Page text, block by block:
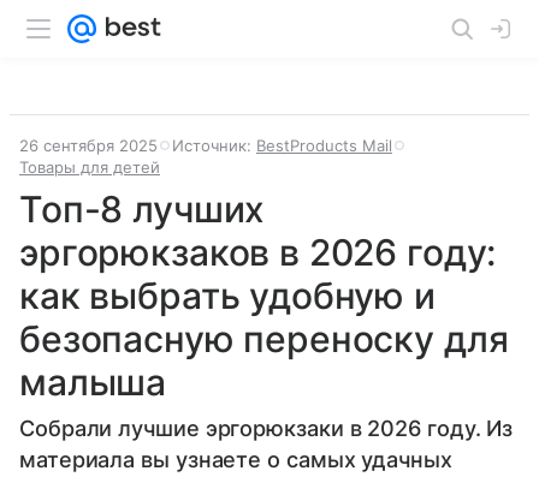
26 сентября 2025 Источник: BestProducts Mail
Товары для детей
Топ-8 лучших
эргорюкзаков в 2026 году:
как выбрать удобную и
безопасную переноску для
малыша
Собрали лучшие эргорюкзаки в 2026 году. Из
материала вы узнаете о самых удачных